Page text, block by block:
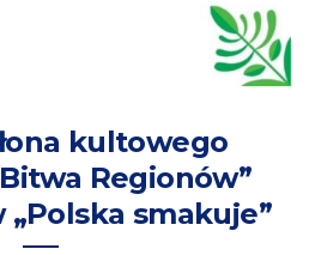
kultowego
Regionów”
„Polska smakuje”